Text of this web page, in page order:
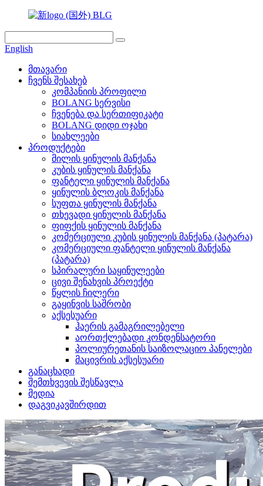
English
მთავარი
ჩვენს შესახებ
კომპანიის პროფილი
BOLANG სერვისი
ჩვენება და სერთიფიკატი
BOLANG დიდი ოჯახი
სიახლეები
პროდუქტები
მილის ყინულის მანქანა
კუბის ყინულის მანქანა
ფანტელი ყინულის მანქანა
ყინულის ბლოკის მანქანა
სუფთა ყინულის მანქანა
თხევადი ყინულის მანქანა
ფიფქის ყინულის მანქანა
კომერციული კუბის ყინულის მანქანა (პატარა)
კომერციული ფანტელი ყინულის მანქანა
(პატარა)
სპირალური საყინულეები
ცივი შენახვის პროექტი
წყლის ჩილერი
გაყინვის საშრობი
აქსესუარი
ჰაერის გამაგრილებელი
აორთქლებადი კონდენსატორი
პოლიურეთანის საიზოლაციო პანელები
მაცივრის აქსესუარი
განაცხადი
შემთხვევის შესწავლა
მედია
დაგვიკავშირდით